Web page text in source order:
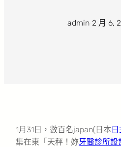
admin 2 月 6,
1月31日，數百名japan(日本
集在東「天秤！妳牙醫診所設